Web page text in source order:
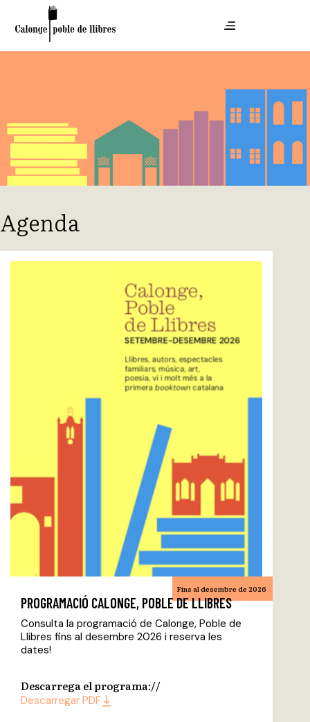
Agenda
Fins al desembre de 2026
PROGRAMACIÓ CALONGE, POBLE DE LLIBRES
Consulta la programació de Calonge, Poble de
Llibres fins al desembre 2026 i reserva les
dates!
Descarrega el programa://
Descarregar PDF